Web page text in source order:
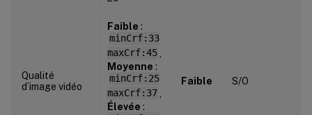
Qualité
d’image vidéo
Faible :
minCrf:33
maxCrf:45
Moyenne :
minCrf:25
maxCrf:37
Élevée :
Faible S/O